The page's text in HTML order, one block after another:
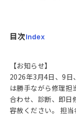
目次Index
【お知らせ】
2026年3月4日、9日
は勝手ながら修理担
合わせ、診断、即日
容赦ください。 担